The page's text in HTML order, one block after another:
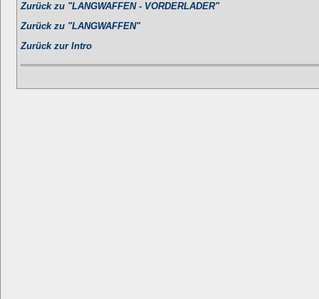
Zurück zu "LANGWAFFEN - VORDERLADER"
Zurück zu "LANGWAFFEN"
Zurück zur Intro